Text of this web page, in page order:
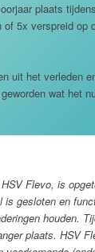
plaats
5x verspreid op
uit het verleden
wat het
Flevo, is
gesloten en
houden.
plaats. HSV